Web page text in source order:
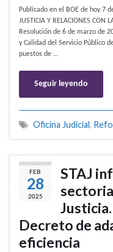
Publicado en el BOE de hoy 7
JUSTICIA Y RELACIONES CON
Resolución de 6 de marzo de
y Calidad del Servicio Público
puestos de …
Seguir leyendo
Oficina Judicial ,
FEB
28
2025
STAJ
Decreto de
eficiencia